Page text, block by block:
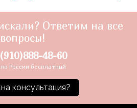
Ответим на все
вопросы!
48-60
России бесплатный
Нужна консультация?